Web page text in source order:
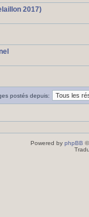
2017)
postés depuis:
Powered by phpBB